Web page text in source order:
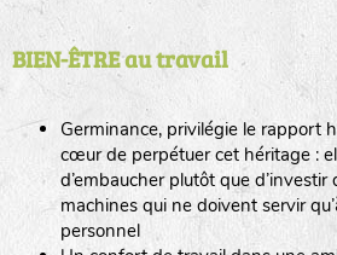
BIEN-ÊTRE au travail
Germinance, privilégie le rapport
cœur de perpétuer cet héritage :
d’embaucher plutôt que d’investir
machines qui ne doivent servir
personnel